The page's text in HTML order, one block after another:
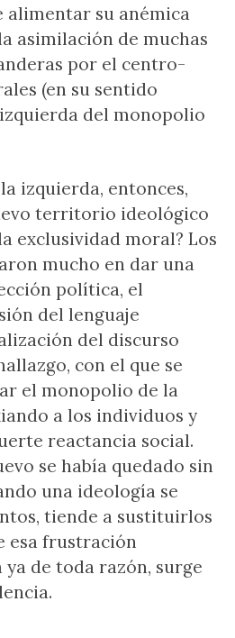
alimentar su anémica
asimilación de muchas
por el centro-
(en su sentido
del monopolio
izquierda, entonces,
territorio ideológico
exclusividad moral? Los
mucho en dar una
política, el
del lenguaje
del discurso
con el que se
el monopolio de la
a los individuos y
reactancia social.
se había quedado sin
una ideología se
tiende a sustituirlos
esa frustración
de toda razón, surge